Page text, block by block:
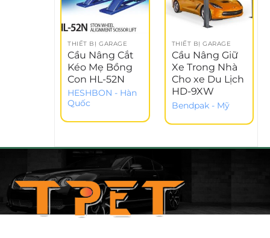
THIẾT BỊ GARAGE
Cầu Nâng Cắt
Kéo Mẹ Bồng
Con HL-52N
HESHBON - Hàn
Quốc
THIẾT BỊ GARAGE
Cầu Nâng Giữ
Xe Trong Nhà
Cho xe Du Lịch
HD-9XW
Bendpak - Mỹ